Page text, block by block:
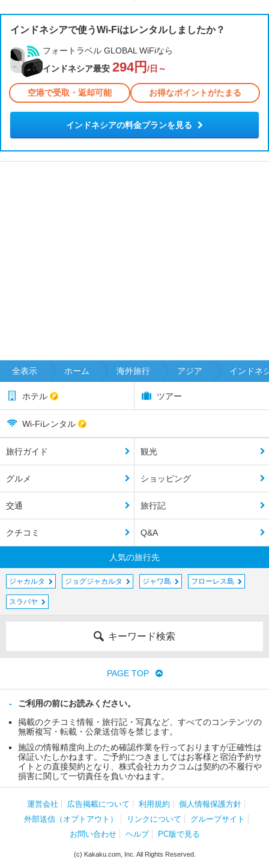
インドネシアで使うWi-Fiはレンタルしましたか？
フォートラベル GLOBAL WiFiなら
インドネシア最安 294円 /日～
空港で受取・返却可能 お得なポイントがたまる
インドネシアの料金プランを見る
全表示 ホーム 海外旅行 アジア インドネ
ホテル ツアー
Wi-Fiレンタル
旅行ガイド 観光
グルメ ショッピング
交通 旅行記
クチコミ Q&A
人気の旅行先
ジャカルタ ジョグジャカルタ ジャワ島 フローレス島
スラバヤ
キーワード検索
PAGE TOP
ご利用の前にお読みください。
掲載のクチコミ情報・旅行記・写真など、すべてのコンテンツの
無断複写・転載・公衆送信等を禁じます。
施設の情報精度向上のため確認作業を行っておりますが正確性は
保証いたしかねます。ご予約につきましてはお客様と宿泊予約サ
イトとの直接契約となり、株式会社カカクコムは契約の不履行や
損害に関して一切責任を負いかねます。
運営会社 広告掲載について 利用規約
個人情報保護方針
外部送信（オプトアウト）
リンクについて
グループサイト
お問い合わせ
ヘルプ PC版で見る
(c) Kakaku.com, Inc. All Rights Reserved.